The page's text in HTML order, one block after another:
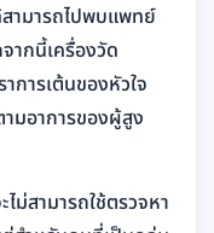
สามารถไปพบแพทย์
ากนี้เครื่องวัด
การเต้นของหัวใจ
มอาการของผู้สูง
ม่สามารถใช้ตรวจหา